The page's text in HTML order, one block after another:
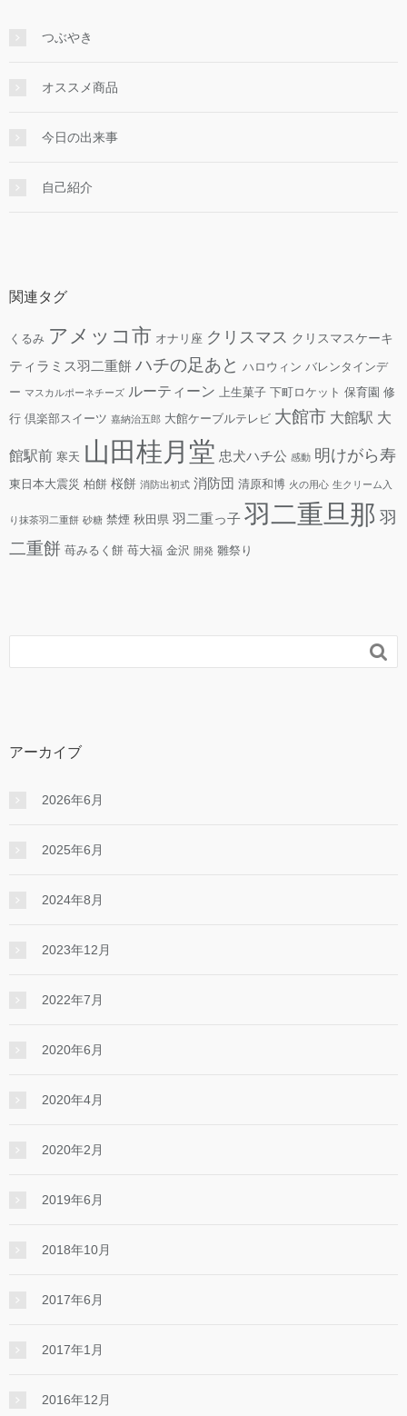
つぶやき
オススメ商品
今日の出来事
自己紹介
関連タグ
くるみ アメッコ市 オナリ座 クリスマス クリスマスケーキ
ティラミス羽二重餅 ハチの足あと ハロウィン バレンタインデ
ー マスカルポーネチーズ ルーティーン 上生菓子 下町ロケット 保育園 修
行 倶楽部スイーツ 嘉納治五郎 大館ケーブルテレビ 大館市 大館駅 大
館駅前 寒天 山田桂月堂 忠犬ハチ公 感動 明けがら寿
東日本大震災 柏餅 桜餅 消防出初式 消防団 清原和博 火の用心 生クリーム入
り抹茶羽二重餅 砂糖 禁煙 秋田県 羽二重っ子 羽二重旦那 羽
二重餅 苺みるく餅 苺大福 金沢 開発 雛祭り

アーカイブ
2026年6月
2025年6月
2024年8月
2023年12月
2022年7月
2020年6月
2020年4月
2020年2月
2019年6月
2018年10月
2017年6月
2017年1月
2016年12月